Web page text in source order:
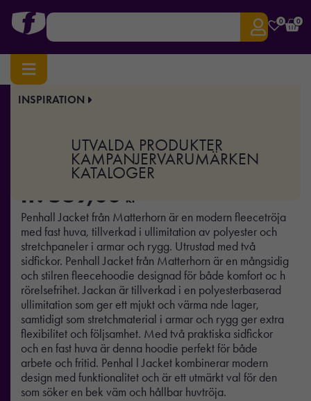
0 0
INSPIRATION
UTVALDA PRODUKTER
KAMPANJERVARUMÄRKEN
KATALOGER
Hem/Profilkläder/Tröjor
Penhall Jacket
fr. 569,00 kr
Penhall Jacket från Matterhorn är en modern fleecetröja
med fast huva, tillverkad i ullimitation av polyester och
stretchpaneler i armar och rygg. Utrustad med två
sidfickor. Penhall Jacket från Matterhorn är en mångsidig
och stilren fleecehoodie designad för både komfort oc h
rörelsefrihet. Jackan är tillverkad i en polyesterbaserad
ullimitation som ger ett mjukt och värma nde lager,
samtidigt som stretchmaterial i armar och rygg ger extra
flexibilitet och följsamhet. Med två praktiska sidfickor
och en fast huva är denna hoodie perfekt för både
arbete och fritid. Penhal l Jacket kombinerar modern
design med funktionalitet och är ett utmärkt val för den
som söker en bek väm och hållbar huvtröja.